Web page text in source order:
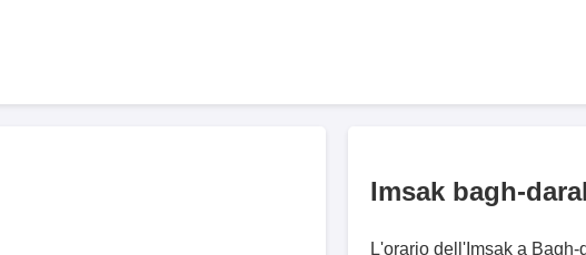
Imsak bagh-
L'orario dell'Imsak a